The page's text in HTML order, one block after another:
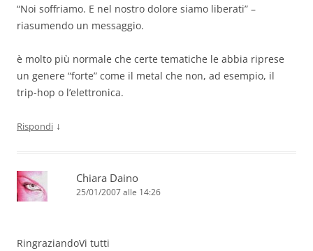
“Noi soffriamo. E nel nostro dolore siamo liberati” –
riasumendo un messaggio.
è molto più normale che certe tematiche le abbia riprese
un genere “forte” come il metal che non, ad esempio, il
trip-hop o l’elettronica.
Rispondi ↓
Chiara Daino
25/01/2007 alle 14:26
RingraziandoVi tutti